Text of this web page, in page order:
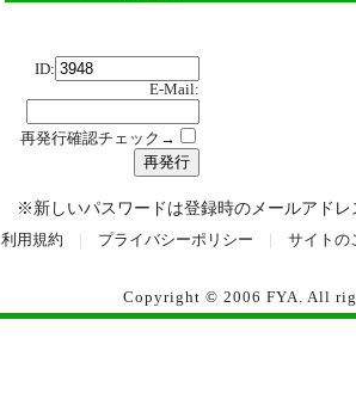
ID:
E-Mail:
再発行確認チェック→
※新しいパスワードは登録時のメールアドレ
利用規約 プライバシーポリシー サイトの
Copyright © 2006 FYA. All